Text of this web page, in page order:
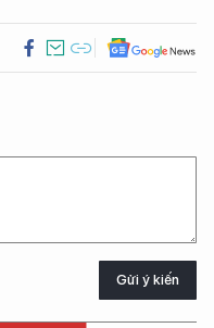
Gửi ý kiến